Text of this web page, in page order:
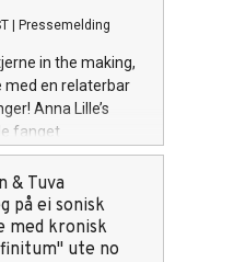
Pressemelding
in the making,
med en relaterbar
Anna Lille’s
fanget
globale
Bieber og Billie
sin nye singel
hun om den
å gå ut av et
& Tuva
på ei sonisk
med kronisk
ute no